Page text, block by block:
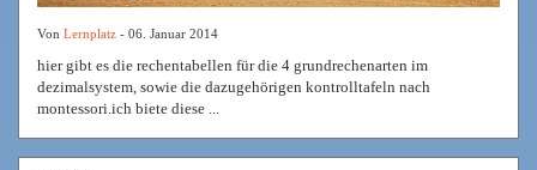
Von Lernplatz - 06. Januar 2014
hier gibt es die rechentabellen für die 4 grundrechenarten im
dezimalsystem, sowie die dazugehörigen kontrolltafeln nach
montessori.ich biete diese ...